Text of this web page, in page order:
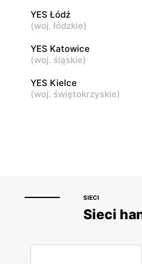
Radom, ul. Bolesława
Łódź, ul. Brzezińska 27/29
YES Łódź
(woj. łódzkie)
YES Katowice
(woj. śląskie)
YES Kielce
(woj. świętokrzyskie)
SIECI
Sieci